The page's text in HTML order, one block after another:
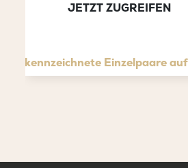
JETZT ZUGREIFEN
gekennzeichnete Einzelpaare